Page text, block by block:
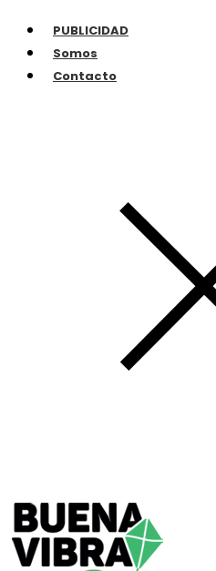
PUBLICIDAD
Somos
Contacto